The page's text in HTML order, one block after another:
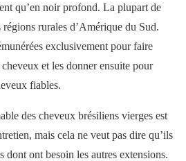
qu’en noir profond. La plupart de
régions rurales d’Amérique du Sud.
exclusivement pour faire
et les donner ensuite pour
fiables.
des cheveux brésiliens vierges est
mais cela ne veut pas dire qu’ils
dont ont besoin les autres extensions.